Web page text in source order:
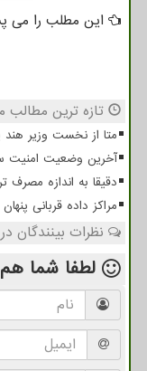
این مطلب را می
تازه ترین مطالب
متا از نخست وزیر
آخرین وضعیت امنیت
دقیقا به اندازه
مراکز داده قربانی
نظرات بینندگان
لطفا شما هم